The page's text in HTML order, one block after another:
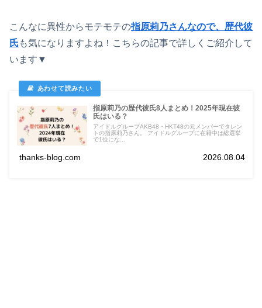
こんなに異性からモテモテの指原莉乃さんなので、歴代彼
氏 も気になりますよね！こちらの記事で詳しくご紹介して
います▼
指原莉乃の歴代彼氏8人まとめ！2025年現在彼
氏はいる？
アイドルグループAKB48・HKT48の元メンバーでタレン
トの指原莉乃さん。 アイドルグループに在籍中は総選挙
で1位にな...
thanks-blog.com 2026.08.04